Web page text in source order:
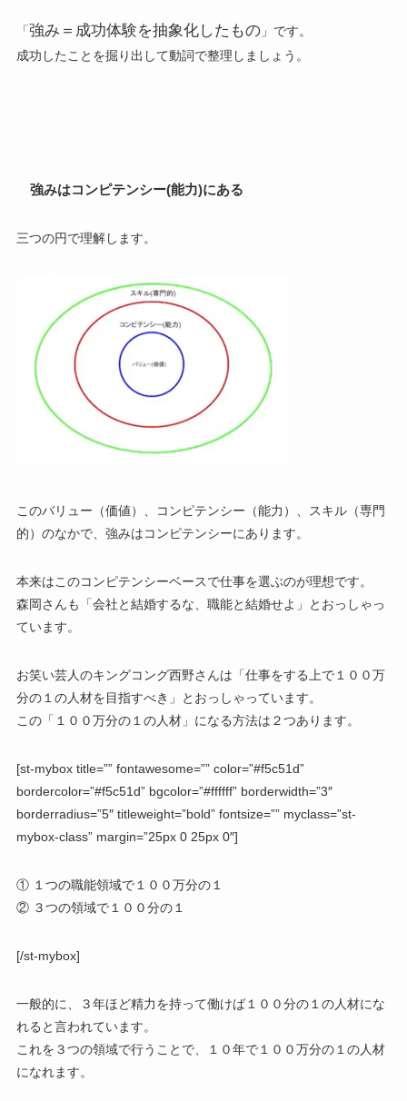
「強み＝成功体験を抽象化したもの」です。
成功したことを掘り出して動詞で整理しましょう。
強みはコンピテンシー(能力)にある
三つの円で理解します。
このバリュー（価値）、コンピテンシー（能力）、スキル（専門
的）のなかで、 強みはコンピテンシーにあります。
本来はこのコンピテンシーベースで仕事を選ぶのが理想です。
森岡さんも「会社と結婚するな、職能と結婚せよ」とおっしゃっ
ています。
お笑い芸人のキングコング西野さんは「仕事をする上で１００万
分の１の人材を目指すべき 」とおっしゃっています。
この「１００万分の１の人材」になる方法は２つあります。
[st-mybox title=”” fontawesome=”” color=”#f5c51d”
bordercolor=”#f5c51d” bgcolor=”#ffffff” borderwidth=”3″
borderradius=”5″ titleweight=”bold” fontsize=”” myclass=”st-
mybox-class” margin=”25px 0 25px 0″]
① １つの職能領域で１００万分の１
② ３つの領域で１００分の１
[/st-mybox]
一般的に、３年ほど精力を持って働けば１００分の１の人材にな
れると言われています。
これを３つの領域で行うことで、１０年で１００万分の１の人材
になれます。